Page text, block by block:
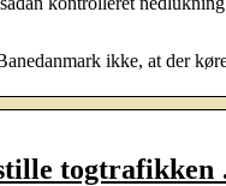
ikke, at der